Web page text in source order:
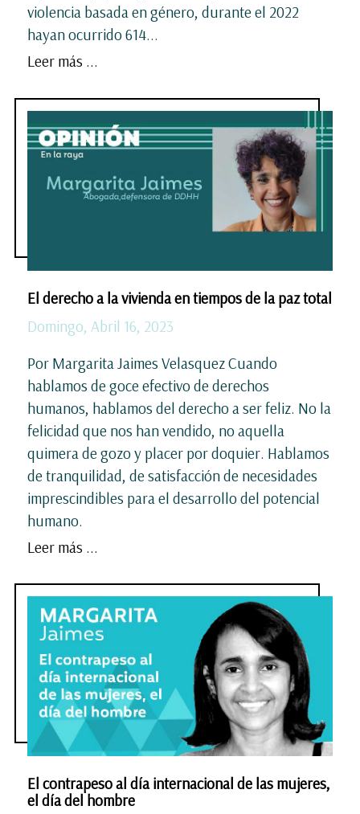
violencia basada en género, durante el 2022
hayan ocurrido 614...
Leer más ...
El derecho a la vivienda en tiempos de la paz total
Domingo, Abril 16, 2023
Por Margarita Jaimes Velasquez Cuando
hablamos de goce efectivo de derechos
humanos, hablamos del derecho a ser feliz. No la
felicidad que nos han vendido, no aquella
quimera de gozo y placer por doquier. Hablamos
de tranquilidad, de satisfacción de necesidades
imprescindibles para el desarrollo del potencial
humano.
Leer más ...
El contrapeso al día internacional de las mujeres,
el día del hombre